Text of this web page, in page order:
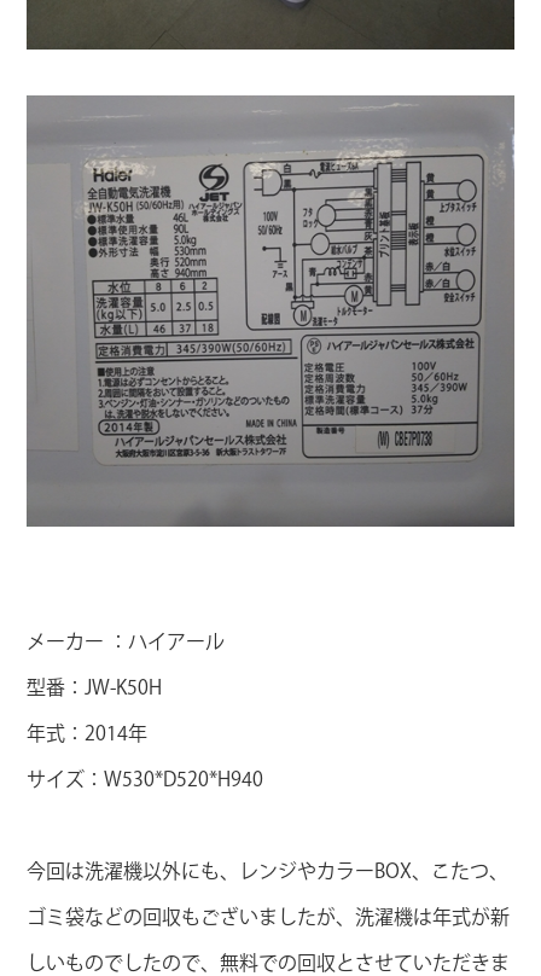
メーカー ：ハイアール
型番：JW-K50H
年式：2014年
サイズ：W530*D520*H940
今回は洗濯機以外にも、レンジやカラーBOX、こたつ、
ゴミ袋などの回収もございましたが、洗濯機は年式が新
しいものでしたので、無料での回収とさせていただきま